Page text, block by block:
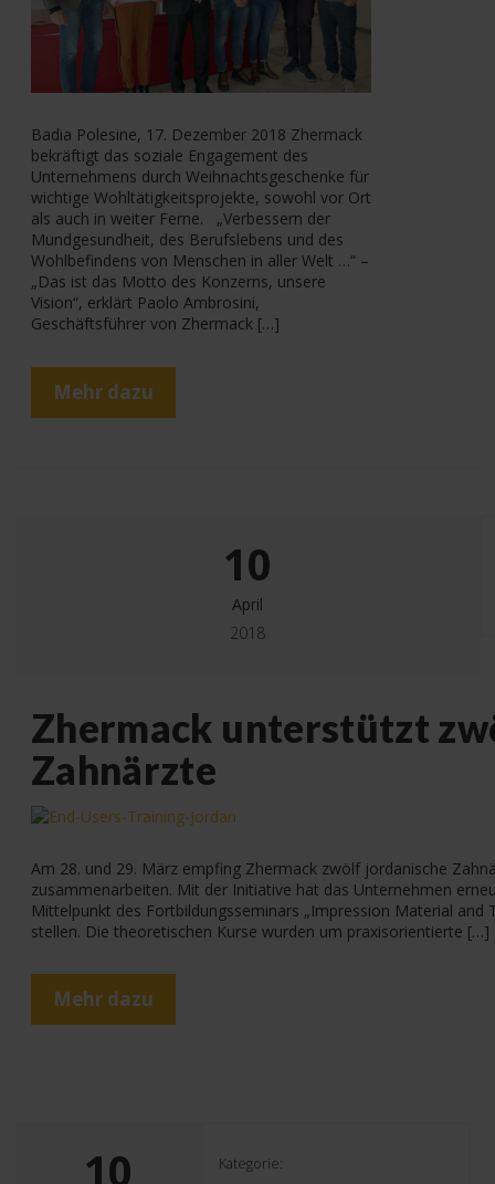
Badia Polesine, 17. Dezember 2018 Zhermack
bekräftigt das soziale Engagement des
Unternehmens durch Weihnachtsgeschenke für
wichtige Wohltätigkeitsprojekte, sowohl vor Ort
als auch in weiter Ferne. „Verbessern der
Mundgesundheit, des Berufslebens und des
Wohlbefindens von Menschen in aller Welt …“ –
„Das ist das Motto des Konzerns, unsere
Vision“, erklärt Paolo Ambrosini,
Geschäftsführer von Zhermack […]
Mehr dazu
10
April
2018
Zhermack unterstützt
Zahnärzte
Am 28. und 29. März empfing Zhermack zwölf jordanische
zusammenarbeiten. Mit der Initiative hat das Unternehmen
Mittelpunkt des Fortbildungsseminars „Impression Material and
stellen. Die theoretischen Kurse wurden um praxisorientierte […]
Mehr dazu
10 Kategorie: